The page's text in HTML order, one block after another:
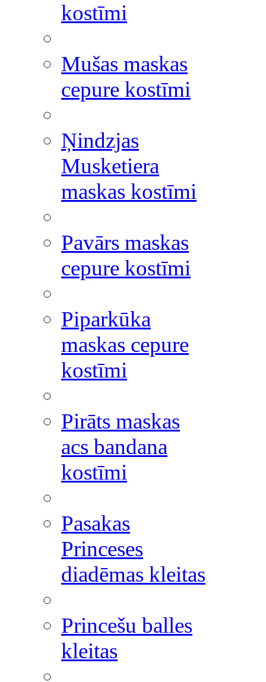
kostīmi
Mušas maskas
cepure kostīmi
Ņindzjas
Musketiera
maskas kostīmi
Pavārs maskas
cepure kostīmi
Piparkūka
maskas cepure
kostīmi
Pirāts maskas
acs bandana
kostīmi
Pasakas
Princeses
diadēmas kleitas
Princešu balles
kleitas